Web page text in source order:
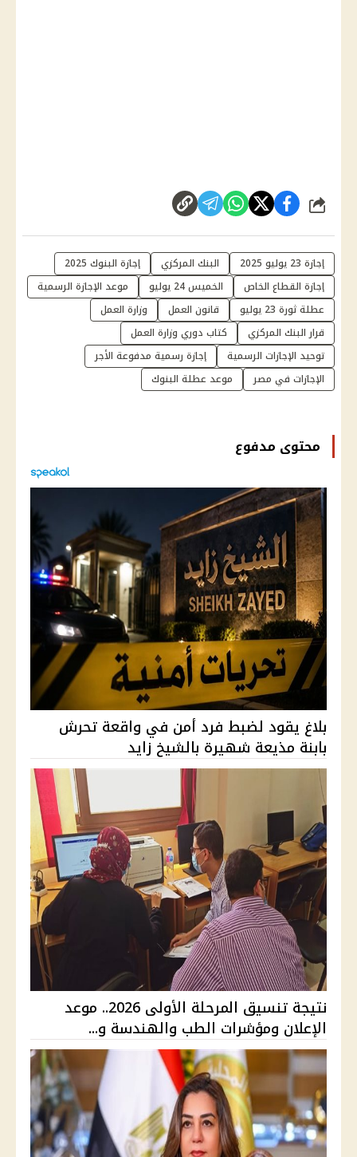
شارك
إجازة 23 يوليو 2025 البنك المركزي
إجازة البنوك 2025
إجازة القطاع الخاص
الخميس 24 يوليو
موعد الإجازة الرسمية
عطلة ثورة 23 يوليو
قانون العمل
وزارة العمل
قرار البنك المركزي
كتاب دوري وزارة العمل
توحيد الإجازات الرسمية
إجازة رسمية مدفوعة الأجر
الإجازات في مصر
موعد عطلة البنوك
محتوى مدفوع
بلاغ يقود لضبط فرد أمن في واقعة تحرش
بابنة مذيعة شهيرة بالشيخ زايد
نتيجة تنسيق المرحلة الأولى 2026.. موعد
الإعلان ومؤشرات الطب والهندسة و...